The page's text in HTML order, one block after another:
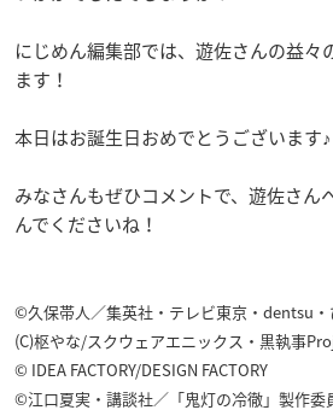
にじめん編集部では、遊佐さんの益々
ます！
本日はお誕生日おめでとうございます♪
みなさんもぜひコメントで、遊佐さん
んでくださいね！
©久保帯人／集英社・テレビ東京・dentsu・
(C)枢やな/スクウェアエニックス・黒執事
© IDEA FACTORY/DESIGN FACTORY
©江口夏実・講談社／「鬼灯の冷徹」製作委